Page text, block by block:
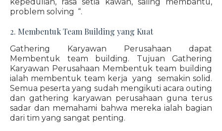
problem solving “.
2. Membentuk Team Building yang Kuat
Gathering Karyawan Perusahaan dapat
Membentuk team building. Tujuan Gathering
Karyawan Perusahaan Membentuk team building
ialah membentuk team kerja yang semakin solid.
Semua peserta yang sudah mengikuti acara outing
dan gathering karyawan perusahaan guna terus
sadar dan memahami bahwa mereka ialah bagian
dari tim yang sangat penting.